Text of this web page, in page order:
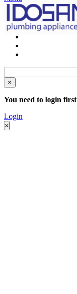
×
You need to login first
Login
×